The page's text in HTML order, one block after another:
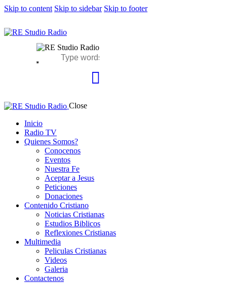
Skip to content Skip to sidebar Skip to footer
Close
Inicio
Radio TV
Quienes Somos?
Conocenos
Eventos
Nuestra Fe
Aceptar a Jesus
Peticiones
Donaciones
Contenido Cristiano
Noticias Cristianas
Estudios Biblicos
Reflexiones Cristianas
Multimedia
Peliculas Cristianas
Videos
Galeria
Contactenos